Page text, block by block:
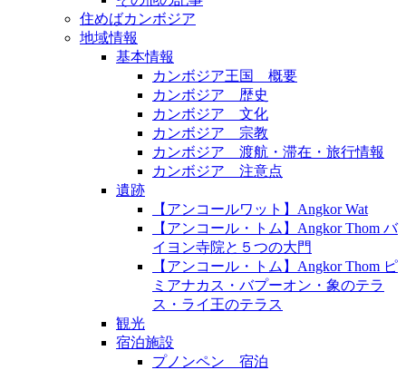
住めばカンボジア
地域情報
基本情報
カンボジア王国 概要
カンボジア 歴史
カンボジア 文化
カンボジア 宗教
カンボジア 渡航・滞在・旅行情報
カンボジア 注意点
遺跡
【アンコールワット】Angkor Wat
【アンコール・トム】Angkor Thom バ
イヨン寺院と５つの大門
【アンコール・トム】Angkor Thom ピ
ミアナカス・バプーオン・象のテラ
ス・ライ王のテラス
観光
宿泊施設
プノンペン 宿泊